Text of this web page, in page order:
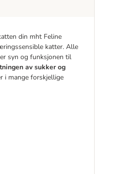
din mht Feline
katter. Alle
syn og funksjonen til
av sukker og
i mange forskjellige